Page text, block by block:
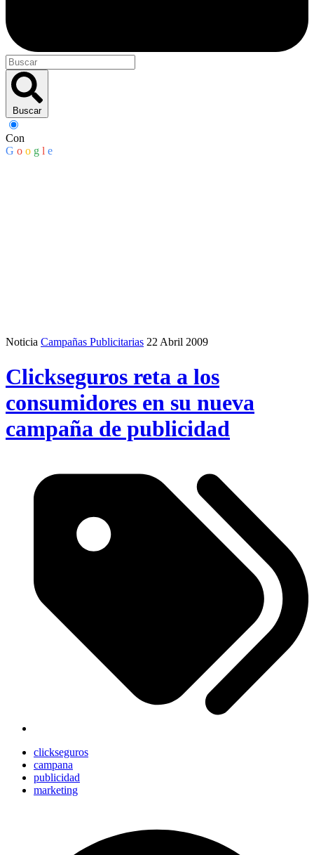
Buscar
Con
G o o g l e
Noticia Campañas Publicitarias 22 Abril 2009
Clickseguros reta a los
consumidores en su nueva
campaña de publicidad
clickseguros
campana
publicidad
marketing